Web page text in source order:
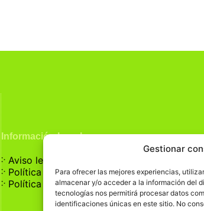
Gestionar
Para ofrecer las mejores experiencias,
almacenar y/o acceder a la información del
tecnologías nos permitirá procesar datos
identificaciones únicas en este sitio. No
Información Legal
჻Aviso legal
჻Política de privacidad
჻Política de cookies